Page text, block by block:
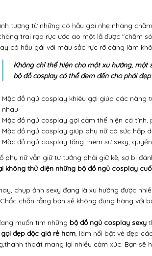
tượng từ những cô hầu gái nhẹ nhàng
trai rạo rực ước ao một lầ được "chăm
cô hầu gái với màu sắc rực rỡ càng làm
Không chỉ thể hiện cho một xu hướng,
bộ đồ cosplay có thể đem đến cho phái
Mặc đồ ngủ cosplay khiêu gợi giúp các nàng
nhau
Mặc đồ ngủ cosplay gợi cảm thể hiện cá
Mặc đồ ngủ cosplay giúp phụ nữ có sức hấp
Mặc đồ ngủ cosplay tăng thêm sự sexy,
phụ nữ vẫn giữ tư tưởng phải giữ kẽ, sợ bị
không thử diện những bộ đồ ngủ cosplay
chụp ảnh sexy đang là xu hướng được
chắn rằng bạn sẽ không đụng hàng với
muốn tìm những bộ đồ ngủ cosplay sexy
gợi đẹp độc giá rẻ hcm, làm nổi bật vẻ đẹp
thoát mang lại nhiều cảm xúc. Bạn